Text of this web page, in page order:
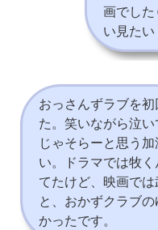
画でし
い見たい
おっさんずラブを
た。笑いながら泣
じゃそらーと思う
い。ドラマでは牧
てたけど、映画で
と、おかずクラブ
かったです。